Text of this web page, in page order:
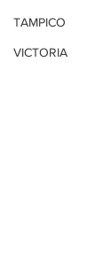
TAMPICO
VICTORIA